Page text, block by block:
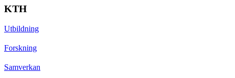
KTH
Utbildning
Forskning
Samverkan